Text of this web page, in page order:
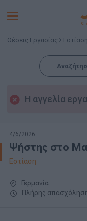
Toggle
Θέσεις Εργασίας Εστίαση
Η αγγελία
4/6/2026
Ψήστης στο
Εστίαση
Γερμανία
Πλήρης